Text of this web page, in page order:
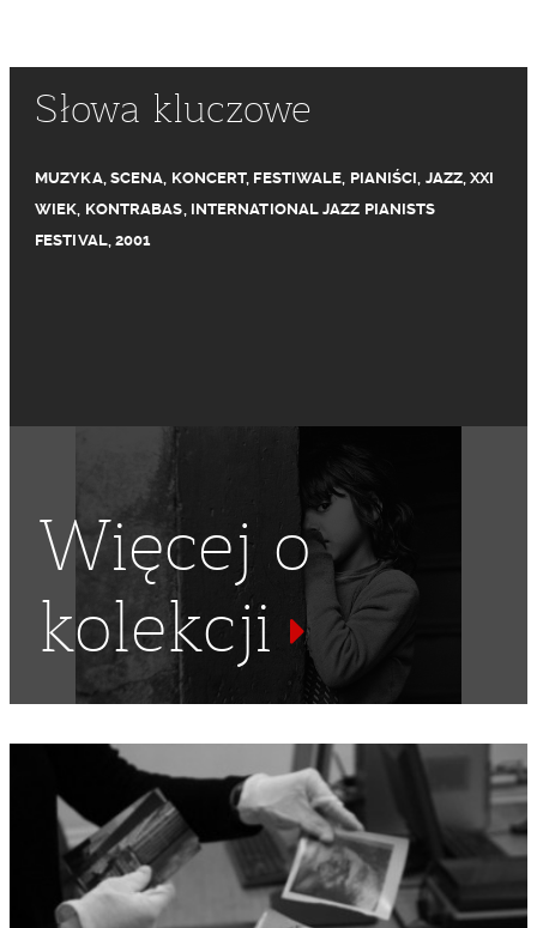
Słowa kluczowe
MUZYKA, SCENA, KONCERT, FESTIWALE, PIANIŚCI, JAZZ,XXI
WIEK, KONTRABAS, INTERNATIONAL JAZZ PIANISTS
FESTIVAL,2001
Więcej o
kolekcji